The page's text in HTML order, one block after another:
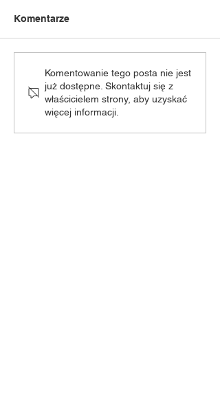
NOC Świętojańska 2k26
Komentarze
Komentowanie tego posta nie jest
już dostępne. Skontaktuj się z
właścicielem strony, aby uzyskać
więcej informacji.